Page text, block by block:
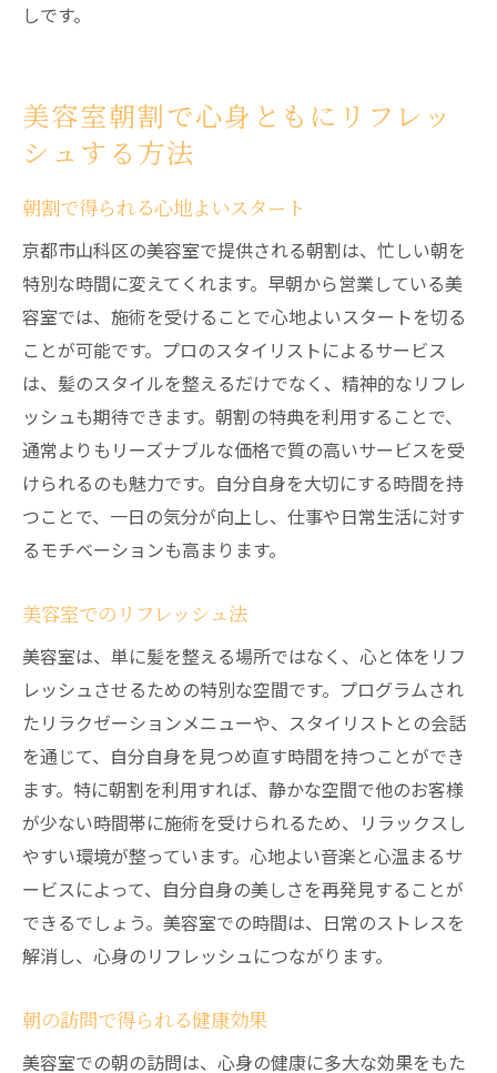
しです。
美容室朝割で心身ともにリフレッ
シュする方法
朝割で得られる心地よいスタート
京都市山科区の美容室で提供される朝割は、忙しい朝を
特別な時間に変えてくれます。早朝から営業している美
容室では、施術を受けることで心地よいスタートを切る
ことが可能です。プロのスタイリストによるサービス
は、髪のスタイルを整えるだけでなく、精神的なリフレ
ッシュも期待できます。朝割の特典を利用することで、
通常よりもリーズナブルな価格で質の高いサービスを受
けられるのも魅力です。自分自身を大切にする時間を持
つことで、一日の気分が向上し、仕事や日常生活に対す
るモチベーションも高まります。
美容室でのリフレッシュ法
美容室は、単に髪を整える場所ではなく、心と体をリフ
レッシュさせるための特別な空間です。プログラムされ
たリラクゼーションメニューや、スタイリストとの会話
を通じて、自分自身を見つめ直す時間を持つことができ
ます。特に朝割を利用すれば、静かな空間で他のお客様
が少ない時間帯に施術を受けられるため、リラックスし
やすい環境が整っています。心地よい音楽と心温まるサ
ービスによって、自分自身の美しさを再発見することが
できるでしょう。美容室での時間は、日常のストレスを
解消し、心身のリフレッシュにつながります。
朝の訪問で得られる健康効果
美容室での朝の訪問は、心身の健康に多大な効果をもた